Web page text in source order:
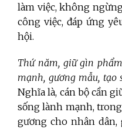
làm việc, không
công việc, đáp ứng
hội.
Thứ năm, giữ gìn
mạnh, gương mẫu,
Nghĩa là, cán bộ cần
sống lành mạnh,
gương cho nhân